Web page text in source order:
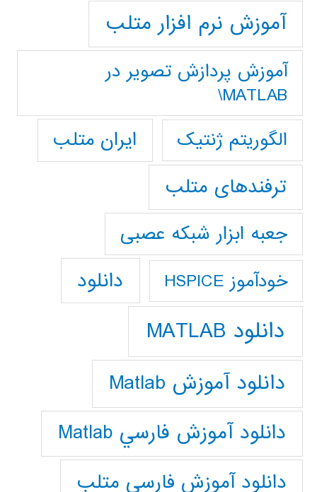
آموزش نرم افزار متلب
آموزش پردازش تصوير در
MATLAB\
الگوریتم ژنتیک
ایران متلب
ترفندهای متلب
جعبه ابزار شبکه عصبی
خودآموز HSPICE دانلود
دانلود MATLAB
دانلود آموزش Matlab
دانلود آموزش فارسي Matlab
دانلود آموزش فارسي متلب